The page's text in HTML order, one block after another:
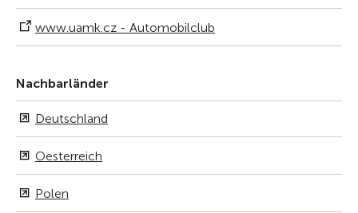
www.uamk.cz - Automobilclub
Nachbarländer
Deutschland
Oesterreich
Polen